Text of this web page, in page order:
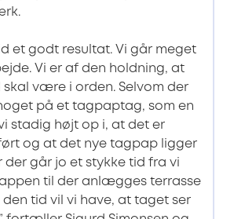
et godt resultat. Vi går meget
Vi er af den holdning, at
være i orden. Selvom der
på et tagpaptag, som en
stadig højt op i, at det er
og at det nye tagpap ligger
der går jo et stykke tid fra vi
til der anlægges terrasse
tid vil vi have, at taget ser